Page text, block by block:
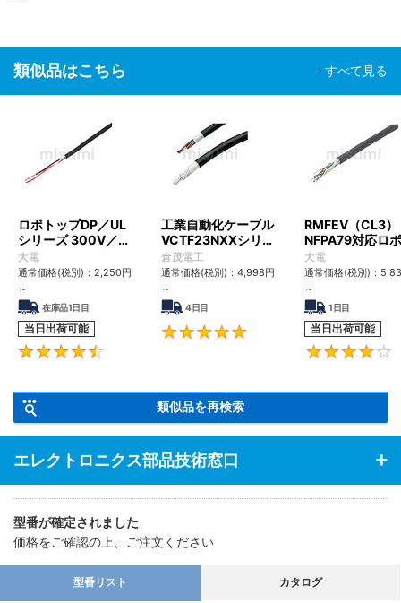
類似品はこちら すべて見る
ロボトップDP／UL
シリーズ 300V／
UL2517
大電
通常価格(税別)： 2,250円
～
在庫品1日目
当日出荷可能
工業自動化ケーブル
VCTF23NXXシリー
ズ（耐震・UL/PSE
対応）
倉茂電工
通常価格(税別)： 4,998円
～
4日目
4.8
RMFEV（CL3）
NFPA79対応ロ
トケーブル
大電
通常価格(税別)：
～
1日目
当日出荷可能
類似品を再検索
エレクトロニクス部品技術窓口
型番が確定されました
価格をご確認の上、ご注文ください
型番リスト カタログ